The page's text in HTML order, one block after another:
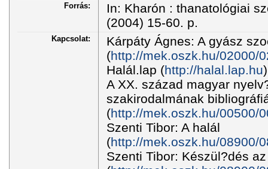
Forrás:
In: Kharón : thanatológiai
(2004) 15-60. p.
Kapcsolat:
Kárpáty Ágnes: A gyász
(http://mek.oszk.hu/02000/
Halál.lap (http://halal.lap.hu)
A XX. század magyar
szakirodalmának
(http://mek.oszk.hu/00500/
Szenti Tibor: A halál
(http://mek.oszk.hu/08900/
Szenti Tibor: Készül?dés